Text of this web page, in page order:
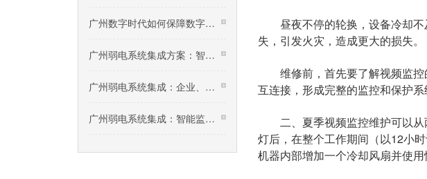
昼夜不停的轮换，设备冷却不
失，引发火灾，造成更大的损失。
维修前，首先要了解视频监控
互连接，形成完整的监控和保护系
二、夏季视频监控维护可以从
灯后，在整个工作期间（以12小
机器内部增加一个冷却风扇并使
广州数字时代如何保障数字资源安全？
广州弱电系统集成方案：智慧安防平安小区建设，社
广州弱电系统集成：企业、园区无线WLAN网络建设规划
广州弱电系统集成：智能监控系统技术交底